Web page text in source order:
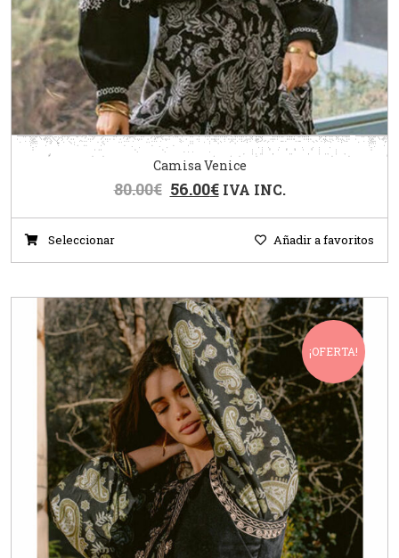
Camisa Venice
80.00€ 56.00€ IVA INC.
Seleccionar Añadir a favoritos
¡OFERTA!